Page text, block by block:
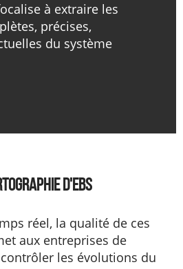
à extraire les
précises,
du système
d'EBS
réel, la qualité de ces
aux entreprises de
les évolutions du